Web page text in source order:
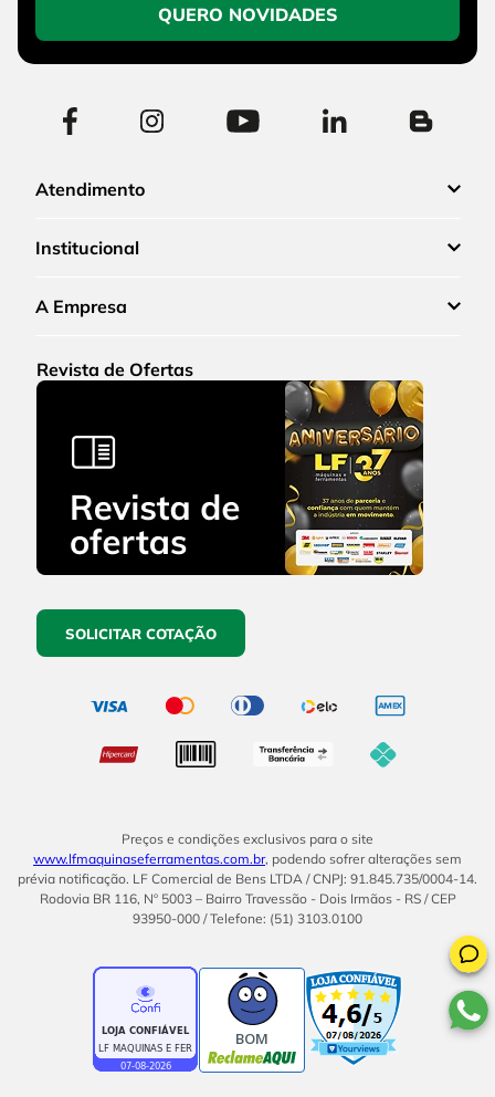
QUERO NOVIDADES
Atendimento
Institucional
A Empresa
Revista de Ofertas
SOLICITAR COTAÇÃO
Preços e condições exclusivos para o site
www.lfmaquinaseferramentas.com.br, podendo sofrer alterações sem
prévia notificação. LF Comercial de Bens LTDA / CNPJ: 91.845.735/0004-14.
Rodovia BR 116, Nº 5003 – Bairro Travessão - Dois Irmãos - RS / CEP
93950-000 / Telefone: (51) 3103.0100
BOM